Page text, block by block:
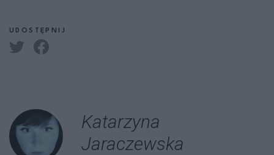
UDOSTĘPNIJ
Katarzyna
Jaraczewska